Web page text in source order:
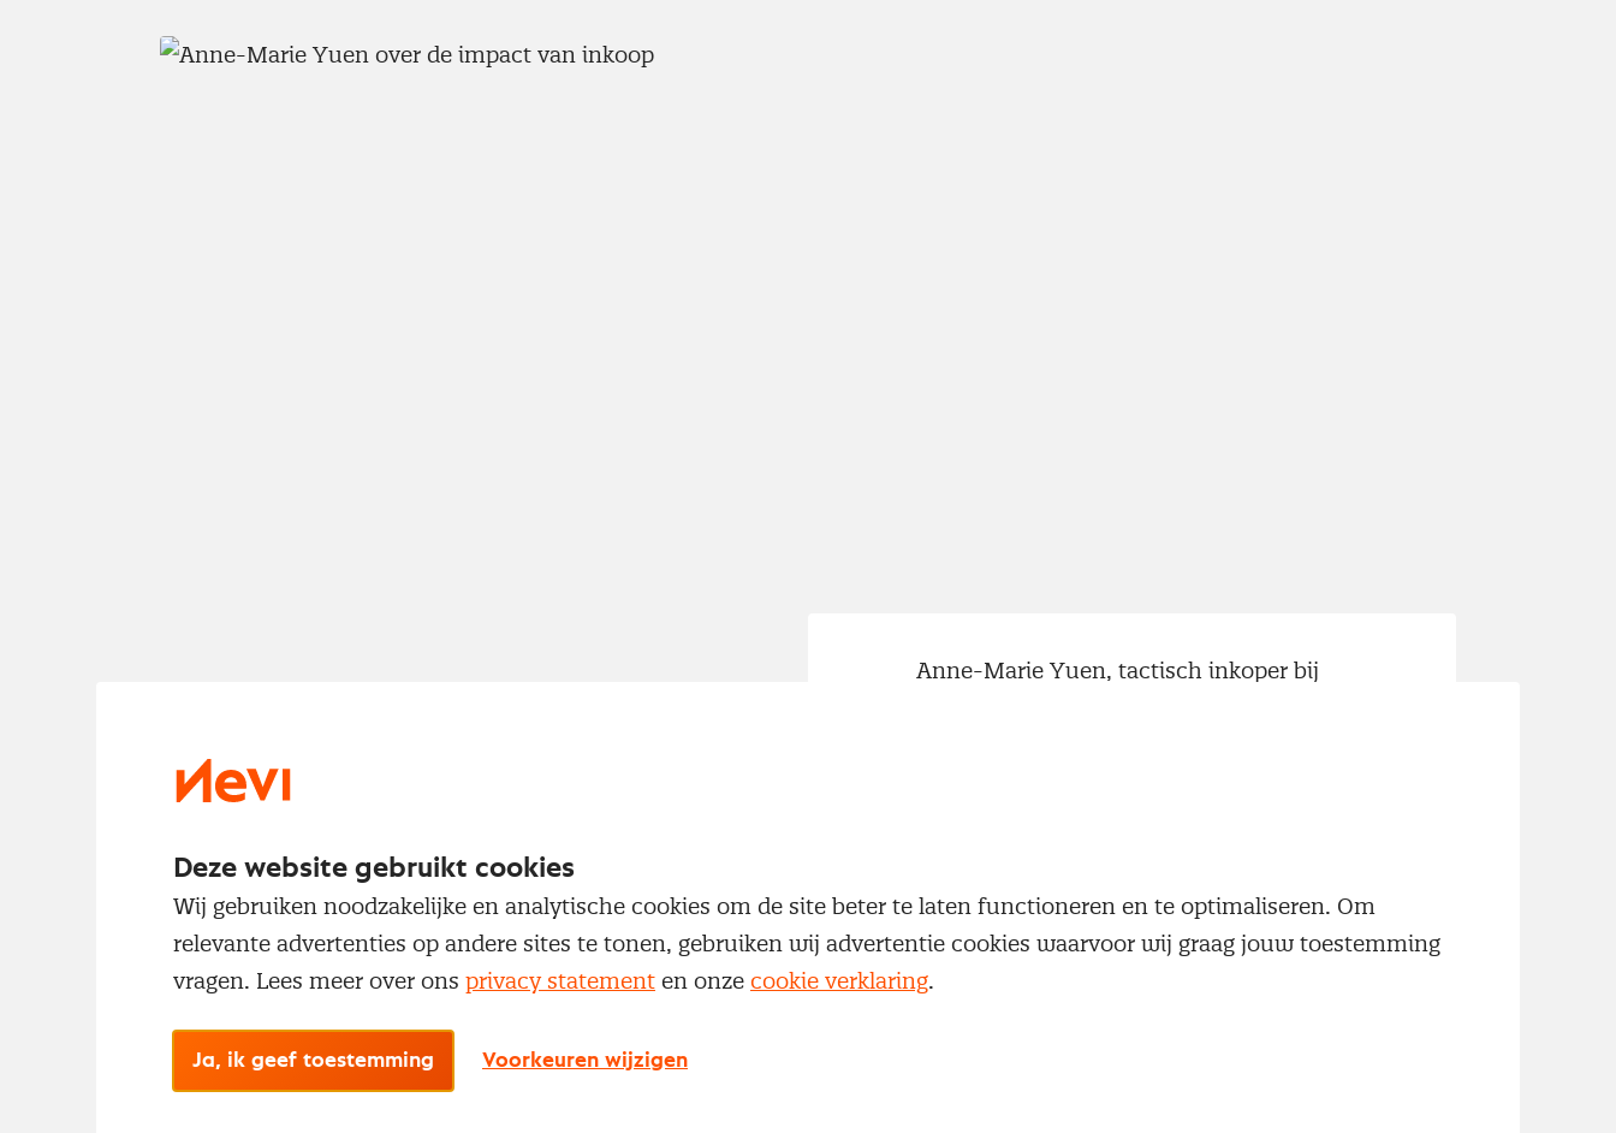
Anne-Marie Yuen, tactisch inkoper bij
Feiten over inkopen
Wist je dat bij bedrijven ongeveer 70% van de omzet inkoop is? En dat leveranciers
Deze website gebruikt cookies
Wij gebruiken noodzakelijke en analytische cookies om de site beter te laten functioneren en te optimaliseren. Om
relevante advertenties op andere sites te tonen, gebruiken wij advertentie cookies waarvoor wij graag jouw toestemming
vragen. Lees meer over ons privacy statement en onze cookie verklaring.
Ja, ik geef toestemming Voorkeuren wijzigen